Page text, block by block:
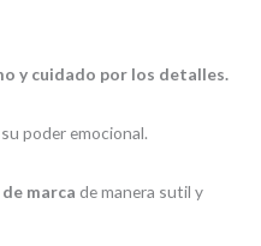
y cuidado por los detalles.
poder emocional.
marca de manera sutil y